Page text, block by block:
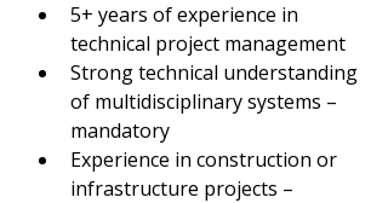
5+ years of experience in
technical project management
Strong technical understanding
of multidisciplinary systems –
mandatory
Experience in construction or
infrastructure projects –